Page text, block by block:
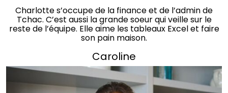
Charlotte s’occupe de la finance et de l’admin de
Tchac. C’est aussi la grande soeur qui veille sur le
reste de l’équipe. Elle aime les tableaux Excel et faire
son pain maison.
Caroline